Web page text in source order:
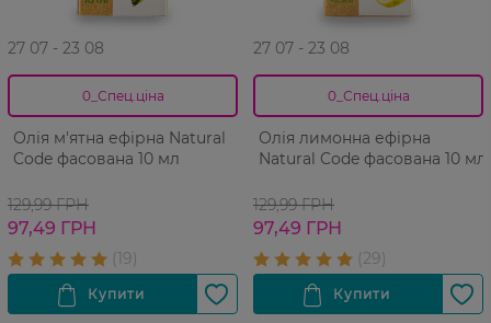
27 07 - 23 08
0_Спец.ціна
Олія м'ятна ефірна Natural
Code фасована 10 мл
129,99 ГРН
97,49 ГРН
27 07 - 23 08
0_Спец.ціна
Олія лимонна ефірна
Natural Code фасована 10 мл
129,99 ГРН
97,49 ГРН